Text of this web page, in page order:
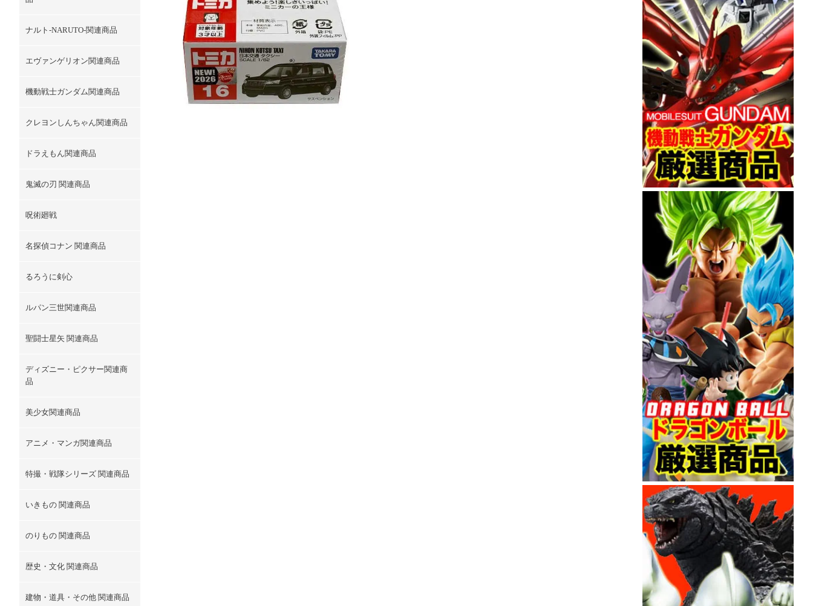
ナルト-NARUTO-関連商品
エヴァンゲリオン関連商品
機動戦士ガンダム関連商品
クレヨンしんちゃん関連商品
ドラえもん関連商品
鬼滅の刃 関連商品
呪術廻戦
名探偵コナン 関連商品
るろうに剣心
ルパン三世関連商品
聖闘士星矢 関連商品
ディズニー・ピクサー関連商
品
美少女関連商品
アニメ・マンガ関連商品
特撮・戦隊シリーズ 関連商品
いきもの 関連商品
のりもの 関連商品
歴史・文化 関連商品
建物・道具・その他 関連商品